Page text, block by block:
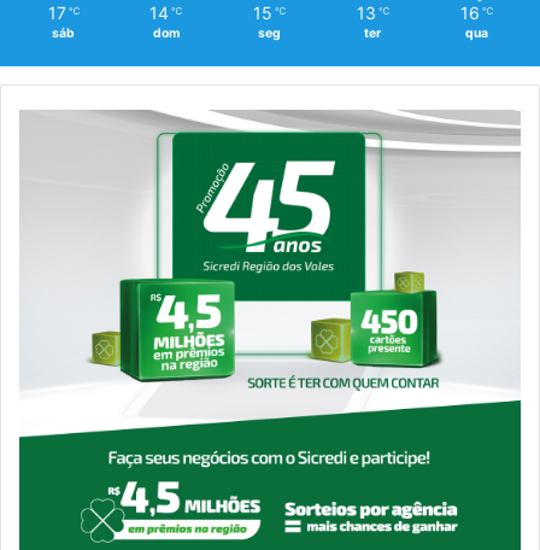
17 ℃
sáb
14 ℃
dom
15 ℃
seg
13 ℃
ter
16 ℃
qua